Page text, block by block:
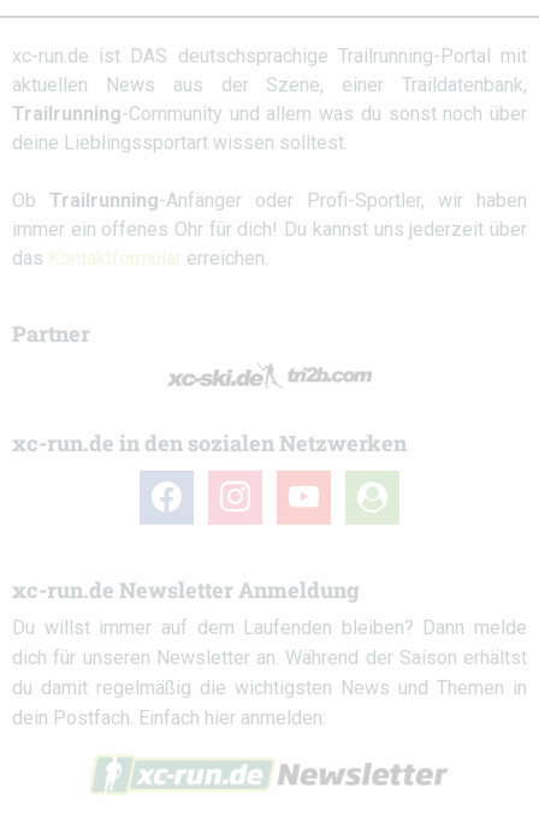
xc-run.de ist DAS deutschsprachige Trailrunning-Portal mit
aktuellen News aus der Szene, einer Traildatenbank,
Trailrunning-Community und allem was du sonst noch über
deine Lieblingssportart wissen solltest.
Ob Trailrunning-Anfänger oder Profi-Sportler, wir haben
immer ein offenes Ohr für dich! Du kannst uns jederzeit über
das Kontaktformular erreichen.
Partner
xc-run.de in den sozialen Netzwerken
facebook instagramyoutube
user-
circle
xc-run.de Newsletter Anmeldung
Du willst immer auf dem Laufenden bleiben? Dann melde
dich für unseren Newsletter an. Während der Saison erhältst
du damit regelmäßig die wichtigsten News und Themen in
dein Postfach. Einfach hier anmelden: